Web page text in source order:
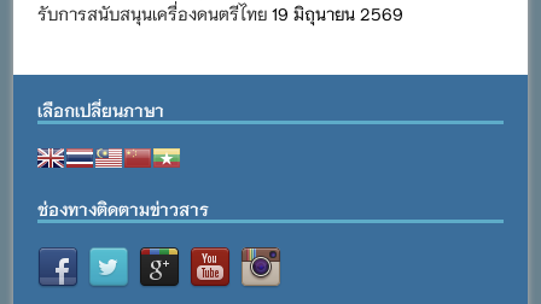
รับการสนับสนุนเครื่องดนตรีไทย 19 มิถุนายน 2569
เลือกเปลี่ยนภาษา
ช่องทางติดตามข่าวสาร